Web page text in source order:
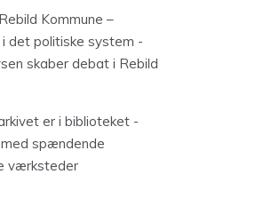
Kommune –
det politiske system -
skaber debat i Rebild
er i biblioteket -
spændende
værksteder